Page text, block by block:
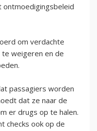
om verdachte
weigeren en de
passagiers worden
dat ze naar de
er drugs op te halen.
checks ook op de